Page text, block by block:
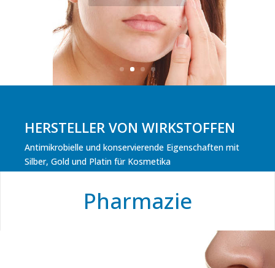
HERSTELLER VON WIRKSTOFFEN
Antimikrobielle und konservierende Eigenschaften mit
Silber, Gold und Platin für Kosmetika
Pharmazie